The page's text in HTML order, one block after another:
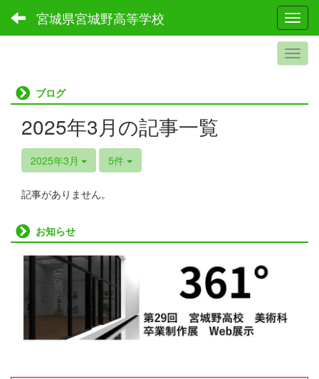
宮城県宮城野高等学校
ブログ
2025年3月の記事一覧
2025年3月 5件
記事がありません。
お知らせ